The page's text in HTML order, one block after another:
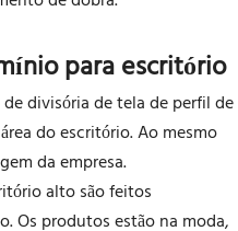
para escritório
divisória de tela de perfil de
do escritório. Ao mesmo
da empresa.
alto são feitos
Os produtos estão na moda,